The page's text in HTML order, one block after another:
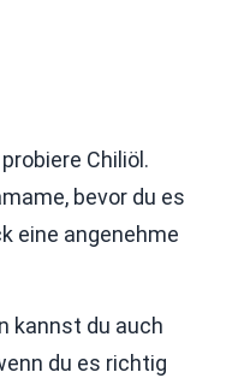
Chiliöl.
bevor du es
eine angenehme
kannst du auch
du es richtig